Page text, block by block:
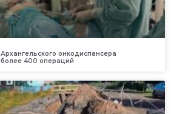
онкодиспансера
400 операций